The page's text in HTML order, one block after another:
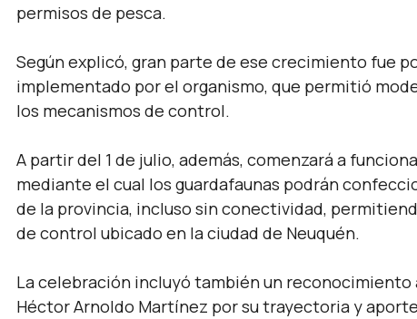
permisos de pesca.
Según explicó, gran parte de ese crecimiento fue
implementado por el organismo, que permitió
los mecanismos de control.
A partir del 1 de julio, además, comenzará a
mediante el cual los guardafaunas podrán
de la provincia, incluso sin conectividad,
de control ubicado en la ciudad de Neuquén.
La celebración incluyó también un
Héctor Arnoldo Martínez por su trayectoria y